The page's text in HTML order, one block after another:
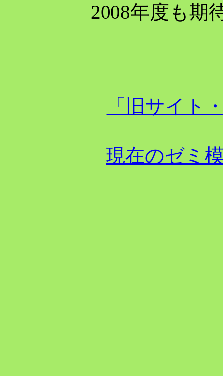
2008年度も期
「旧サイト
現在のゼミ